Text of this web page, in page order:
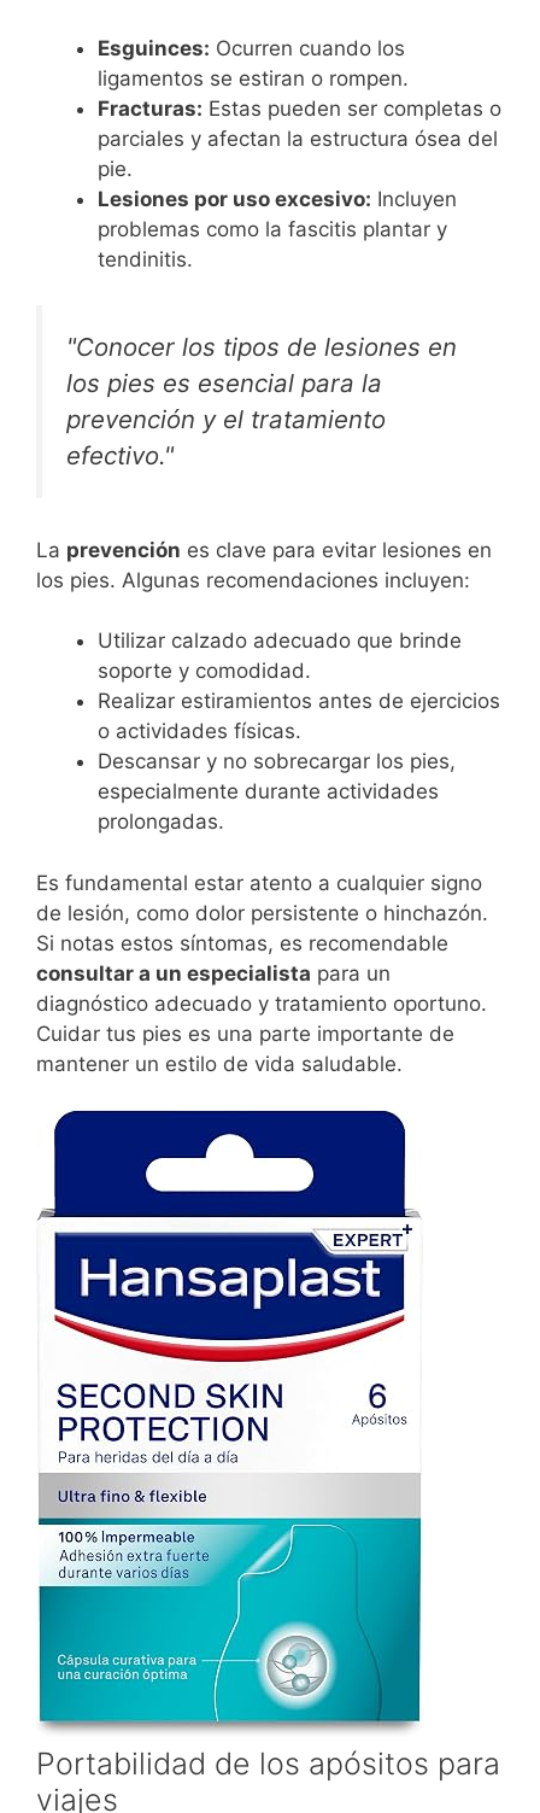
Esguinces: Ocurren cuando los
ligamentos se estiran o rompen.
Fracturas: Estas pueden ser completas o
parciales y afectan la estructura ósea del
pie.
Lesiones por uso excesivo: Incluyen
problemas como la fascitis plantar y
tendinitis.
"Conocer los tipos de lesiones en
los pies es esencial para la
prevención y el tratamiento
efectivo."
La prevención es clave para evitar lesiones en
los pies. Algunas recomendaciones incluyen:
Utilizar calzado adecuado que brinde
soporte y comodidad.
Realizar estiramientos antes de ejercicios
o actividades físicas.
Descansar y no sobrecargar los pies,
especialmente durante actividades
prolongadas.
Es fundamental estar atento a cualquier signo
de lesión, como dolor persistente o hinchazón.
Si notas estos síntomas, es recomendable
consultar a un especialista para un
diagnóstico adecuado y tratamiento oportuno.
Cuidar tus pies es una parte importante de
mantener un estilo de vida saludable.
Portabilidad de los apósitos para
viajes